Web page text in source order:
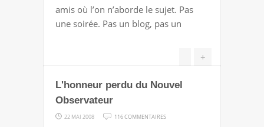
DU
BOUT
amis où l’on n’aborde le sujet. Pas
une soirée. Pas un blog, pas un
+
L'honneur perdu du Nouvel
Observateur
22 MAI 2008 116 COMMENTAIRES